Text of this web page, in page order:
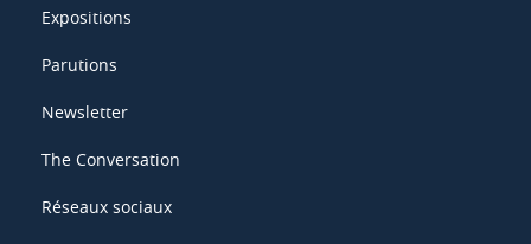
Expositions
Parutions
Newsletter
The Conversation
Réseaux sociaux